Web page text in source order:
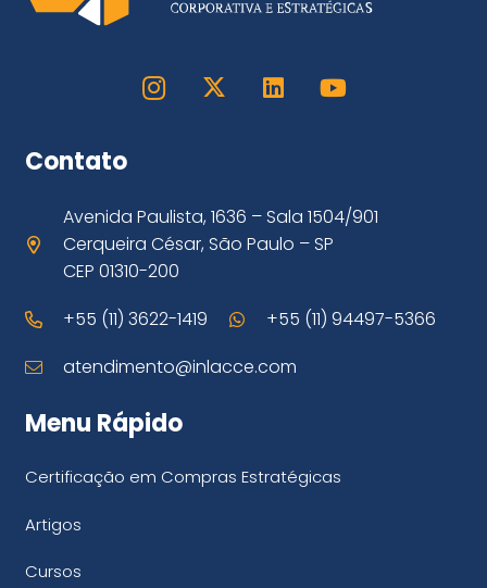
Contato
Avenida Paulista, 1636 – Sala 1504/901
Cerqueira César, São Paulo – SP
CEP 01310-200
+55 (11) 3622-1419
+55 (11) 94497-5366
atendimento@inlacce.com
Menu Rápido
Certificação em Compras Estratégicas
Artigos
Cursos